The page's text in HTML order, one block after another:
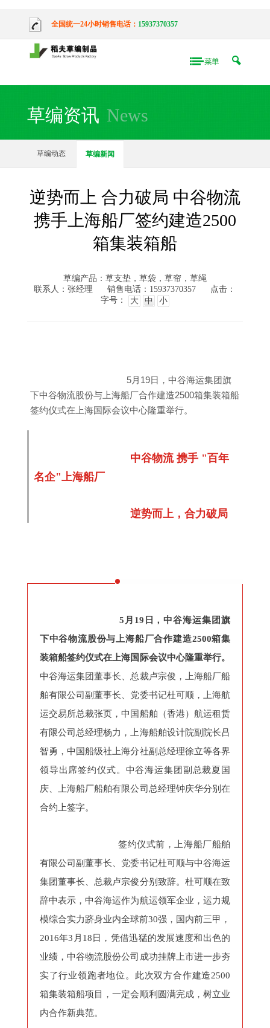
全国统一24小时销售电话： 15937370357
草编资讯 News
草编动态 草编新闻
逆势而上 合力破局 中谷物流
携手上海船厂签约建造2500
箱集装箱船
草编产品：草支垫，草袋，草帘，草绳
联系人：张经理
销售电话：15937370357
点击：
字号：
大 中 小
5月19日，中谷海运集团旗
下中谷物流股份与上海船厂合作建造2500箱集装箱船
签约仪式在上海国际会议中心隆重举行。
中谷物流 携手 "百年
名企"上海船厂
逆势而上，合力破局
5月19日，中谷海运集团旗
下中谷物流股份与上海船厂合作建造2500箱集
装箱船签约仪式在上海国际会议中心隆重举行。
中谷海运集团董事长、总裁卢宗俊，上海船厂船
舶有限公司副董事长、党委书记杜可顺，上海航
运交易所总裁张页，中国船舶（香港）航运租赁
有限公司总经理杨力，上海船舶设计院副院长吕
智勇，中国船级社上海分社副总经理徐立等各界
领导出席签约仪式。中谷海运集团副总裁夏国
庆、上海船厂船舶有限公司总经理钟庆华分别在
合约上签字。
签约仪式前，上海船厂船舶
有限公司副董事长、党委书记杜可顺与中谷海运
集团董事长、总裁卢宗俊分别致辞。杜可顺在致
辞中表示，中谷海运作为航运领军企业，运力规
模综合实力跻身业内全球前30强，国内前三甲，
2016年3月18日，凭借迅猛的发展速度和出色的
业绩，中谷物流股份公司成功挂牌上市进一步夯
实了行业领跑者地位。此次双方合作建造2500
箱集装箱船项目，一定会顺利圆满完成，树立业
内合作新典范。